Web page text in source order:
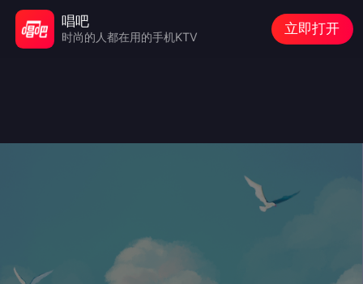
唱吧
时尚的人都在用的手机KTV
立即打开